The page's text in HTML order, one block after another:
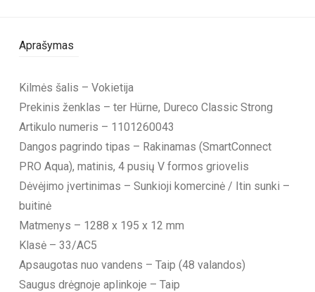
Aprašymas
Kilmės šalis – Vokietija
Prekinis ženklas – ter Hürne, Dureco Classic Strong
Artikulo numeris – 1101260043
Dangos pagrindo tipas – Rakinamas (SmartConnect
PRO Aqua), matinis, 4 pusių V formos griovelis
Dėvėjimo įvertinimas – Sunkioji komercinė / Itin sunki –
buitinė
Matmenys – 1288 x 195 x 12 mm
Klasė – 33/AC5
Apsaugotas nuo vandens – Taip (48 valandos)
Saugus drėgnoje aplinkoje – Taip